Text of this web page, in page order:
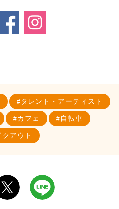
タレント・アーティスト
カフェ 自転車
クアウト